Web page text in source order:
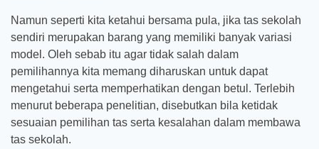
Namun seperti kita ketahui bersama pula, jika tas sekolah
sendiri merupakan barang yang memiliki banyak variasi
model. Oleh sebab itu agar tidak salah dalam
pemilihannya kita memang diharuskan untuk dapat
mengetahui serta memperhatikan dengan betul. Terlebih
menurut beberapa penelitian, disebutkan bila ketidak
sesuaian pemilihan tas serta kesalahan dalam membawa
tas sekolah.